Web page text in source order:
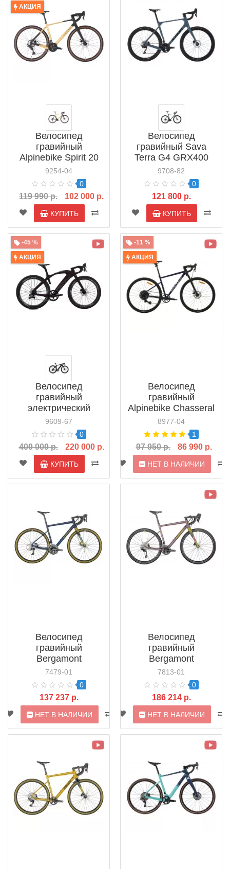
АКЦИЯ
Велосипед
гравийный
Alpinebike Spirit 20
(2025)
9254-04
0
119 990 р. 102 000 р.
КУПИТЬ
Велосипед
гравийный Sava
Terra G4 GRX400
9708-82
0
121 800 р.
КУПИТЬ
-45 %
АКЦИЯ
Велосипед
гравийный
электрический
Orinno Flux G
9609-67
0
400 000 р. 220 000 р.
КУПИТЬ
-11 %
АКЦИЯ
Велосипед
гравийный
Alpinebike Chasseral
10 (2024)
8977-04
1
97 950 р. 86 990 р.
НЕТ В НАЛИЧИИ
Велосипед
гравийный
Bergamont
Grandurance 4 (2021)
7479-01
0
137 237 р.
НЕТ В НАЛИЧИИ
Велосипед
гравийный
Bergamont
Grandurance 6 FMN
(2021)
7813-01
0
186 214 р.
НЕТ В НАЛИЧИИ